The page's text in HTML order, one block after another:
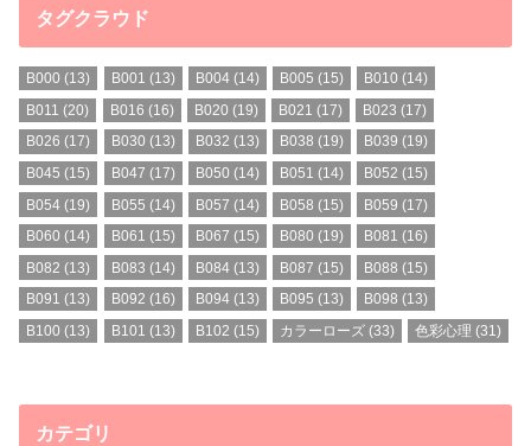
タグクラウド
B000 (13) B001 (13) B004(14) B005 (15) B010 (14)
B011 (20) B016 (16) B020 (19) B021 (17) B023 (17)
B026 (17) B030 (13) B032 (13) B038 (19) B039 (19)
B045 (15) B047 (17) B050 (14) B051 (14) B052 (15)
B054 (19) B055 (14) B057 (14) B058 (15) B059 (17)
B060 (14) B061 (15) B067 (15) B080 (19) B081 (16)
B082 (13) B083 (14) B084(13) B087 (15) B088 (15)
B091 (13) B092 (16) B094(13) B095 (13) B098 (13)
B100 (13) B101 (13) B102 (15) カラーローズ (33) 色彩心理 (31)
カテゴリ